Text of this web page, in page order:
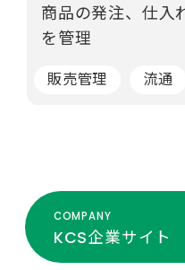
商品の発注、仕入
を管理
販売管理 流通
COMPANY
KCS企業サイト